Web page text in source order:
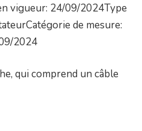
vigueur: 24/09/2024Type
de mesure:
2024
qui comprend un câble